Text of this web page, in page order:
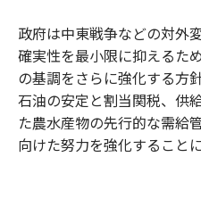
政府は中東戦争などの対外
確実性を最小限に抑えるた
の基調をさらに強化する方
石油の安定と割当関税、供
た農水産物の先行的な需給
向けた努力を強化すること